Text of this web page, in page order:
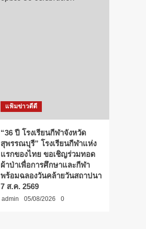
แฟ้มข่าวดีดี
“36 ปี โรงเรียนกีฬาจังหวัด
สุพรรณบุรี” โรงเรียนกีฬาแห่ง
แรกของไทย ขอเชิญร่วมทอด
ผ้าป่าเพื่อการศึกษาและกีฬา
พร้อมฉลองวันคล้ายวันสถาปนา
7 ส.ค. 2569
admin 05/08/2026 0